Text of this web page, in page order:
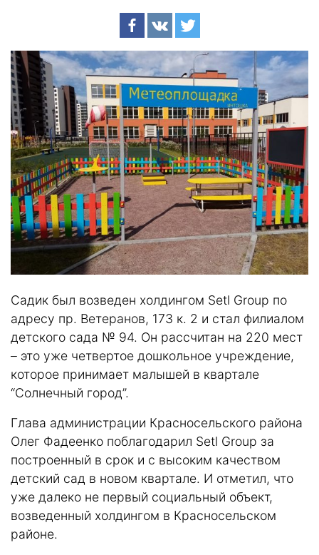
Садик был возведен холдингом Setl Group по
адресу пр. Ветеранов, 173 к. 2 и стал филиалом
детского сада № 94. Он рассчитан на 220 мест
– это уже четвертое дошкольное учреждение,
которое принимает малышей в квартале
“Солнечный город”.
Глава администрации Красносельского района
Олег Фадеенко поблагодарил Setl Group за
построенный в срок и с высоким качеством
детский сад в новом квартале. И отметил, что
уже далеко не первый социальный объект,
возведенный холдингом в Красносельском
районе.